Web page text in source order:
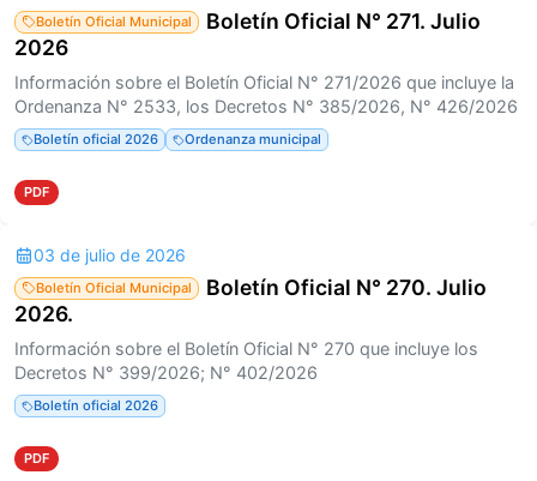
Boletín Oficial Municipal
Boletín Oficial N° 271. Julio
2026
Información sobre el Boletín Oficial N° 271/2026 que incluye la
Ordenanza N° 2533, los Decretos N° 385/2026, N° 426/2026
Boletín oficial 2026 Ordenanza municipal
PDF
03 de julio de 2026
Boletín Oficial Municipal
Boletín Oficial N° 270. Julio
2026.
Información sobre el Boletín Oficial N° 270 que incluye los
Decretos N° 399/2026; N° 402/2026
Boletín oficial 2026
PDF